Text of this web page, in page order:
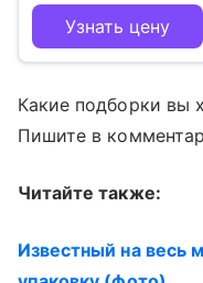
Узнать цену
Какие подборки вы
Пишите в
Читайте также:
Известный на весь